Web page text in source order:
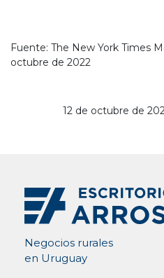
Fuente: The New York Times
octubre de 2022
12 de octubre de
Negocios rurales
en Uruguay